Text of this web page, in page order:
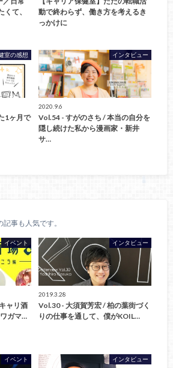
て、
動で終わらず、働き方を考えるき
っかけに
室の感想
1ヶ月で
インタビュー
2020.9.6
Vol.54 - すがのさち / 本当の自分を
隠し続けた私から漫画家・新井
サ…
記事も人気です。
イベント
ャリ酒
ガマ…
インタビュー
2019.3.28
Vol.30 - 大須賀芳宏 / 柏の葉街づく
りの仕事を通して、僕がKOIL…
イベント インタビュー